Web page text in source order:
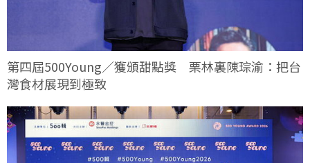
第四屆500Young／獲頒甜點獎 栗林裏陳琮渝：把台
灣食材展現到極致